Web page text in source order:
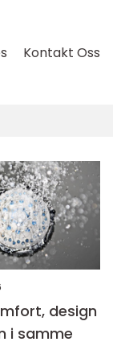
Kontakt Oss
i samme